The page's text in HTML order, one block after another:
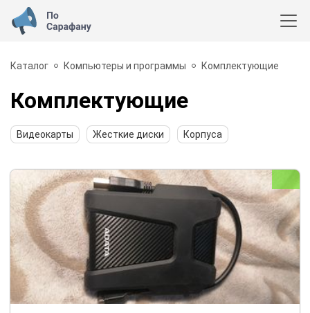
Каталог Компьютеры и программы Комплектующие
Комплектующие
Видеокарты Жесткие диски Корпуса